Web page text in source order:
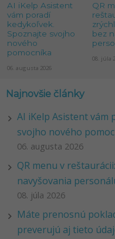
AI iKelp Asistent
vám poradí
kedykoľvek.
Spoznajte svojho
nového
pomocníka
06. augusta 2026
QR
bez
08. júla
Najnovšie články
AI iKelp Asistent vám
svojho nového
06. augusta 2026
QR menu v
navyšovania
08. júla 2026
Máte prenosnú
preverujú aj tieto